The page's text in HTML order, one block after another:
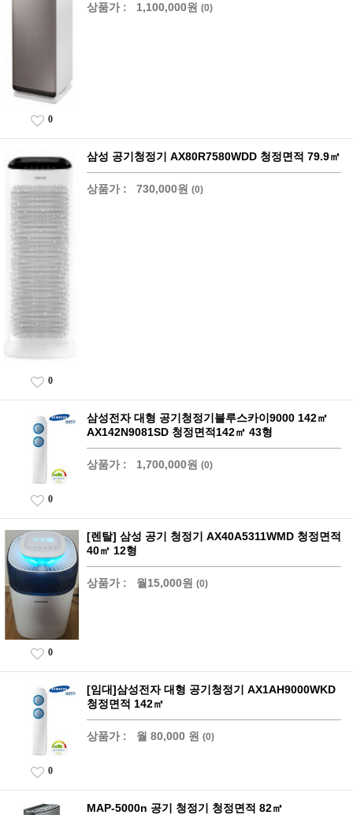
상품가 : 1,100,000원 (0)
0
삼성 공기청정기 AX80R7580WDD 청정면적 79.9㎡
상품가 : 730,000원 (0)
0
삼성전자 대형 공기청정기블루스카이9000 142㎡
AX142N9081SD 청정면적142㎡ 43형
상품가 : 1,700,000원 (0)
0
[렌탈] 삼성 공기 청정기 AX40A5311WMD 청정면적
40㎡ 12형
상품가 : 월15,000원 (0)
0
[임대]삼성전자 대형 공기청정기 AX1AH9000WKD
청정면적 142㎡
상품가 : 월 80,000 원 (0)
0
MAP-5000n 공기 청정기 청정면적 82㎡